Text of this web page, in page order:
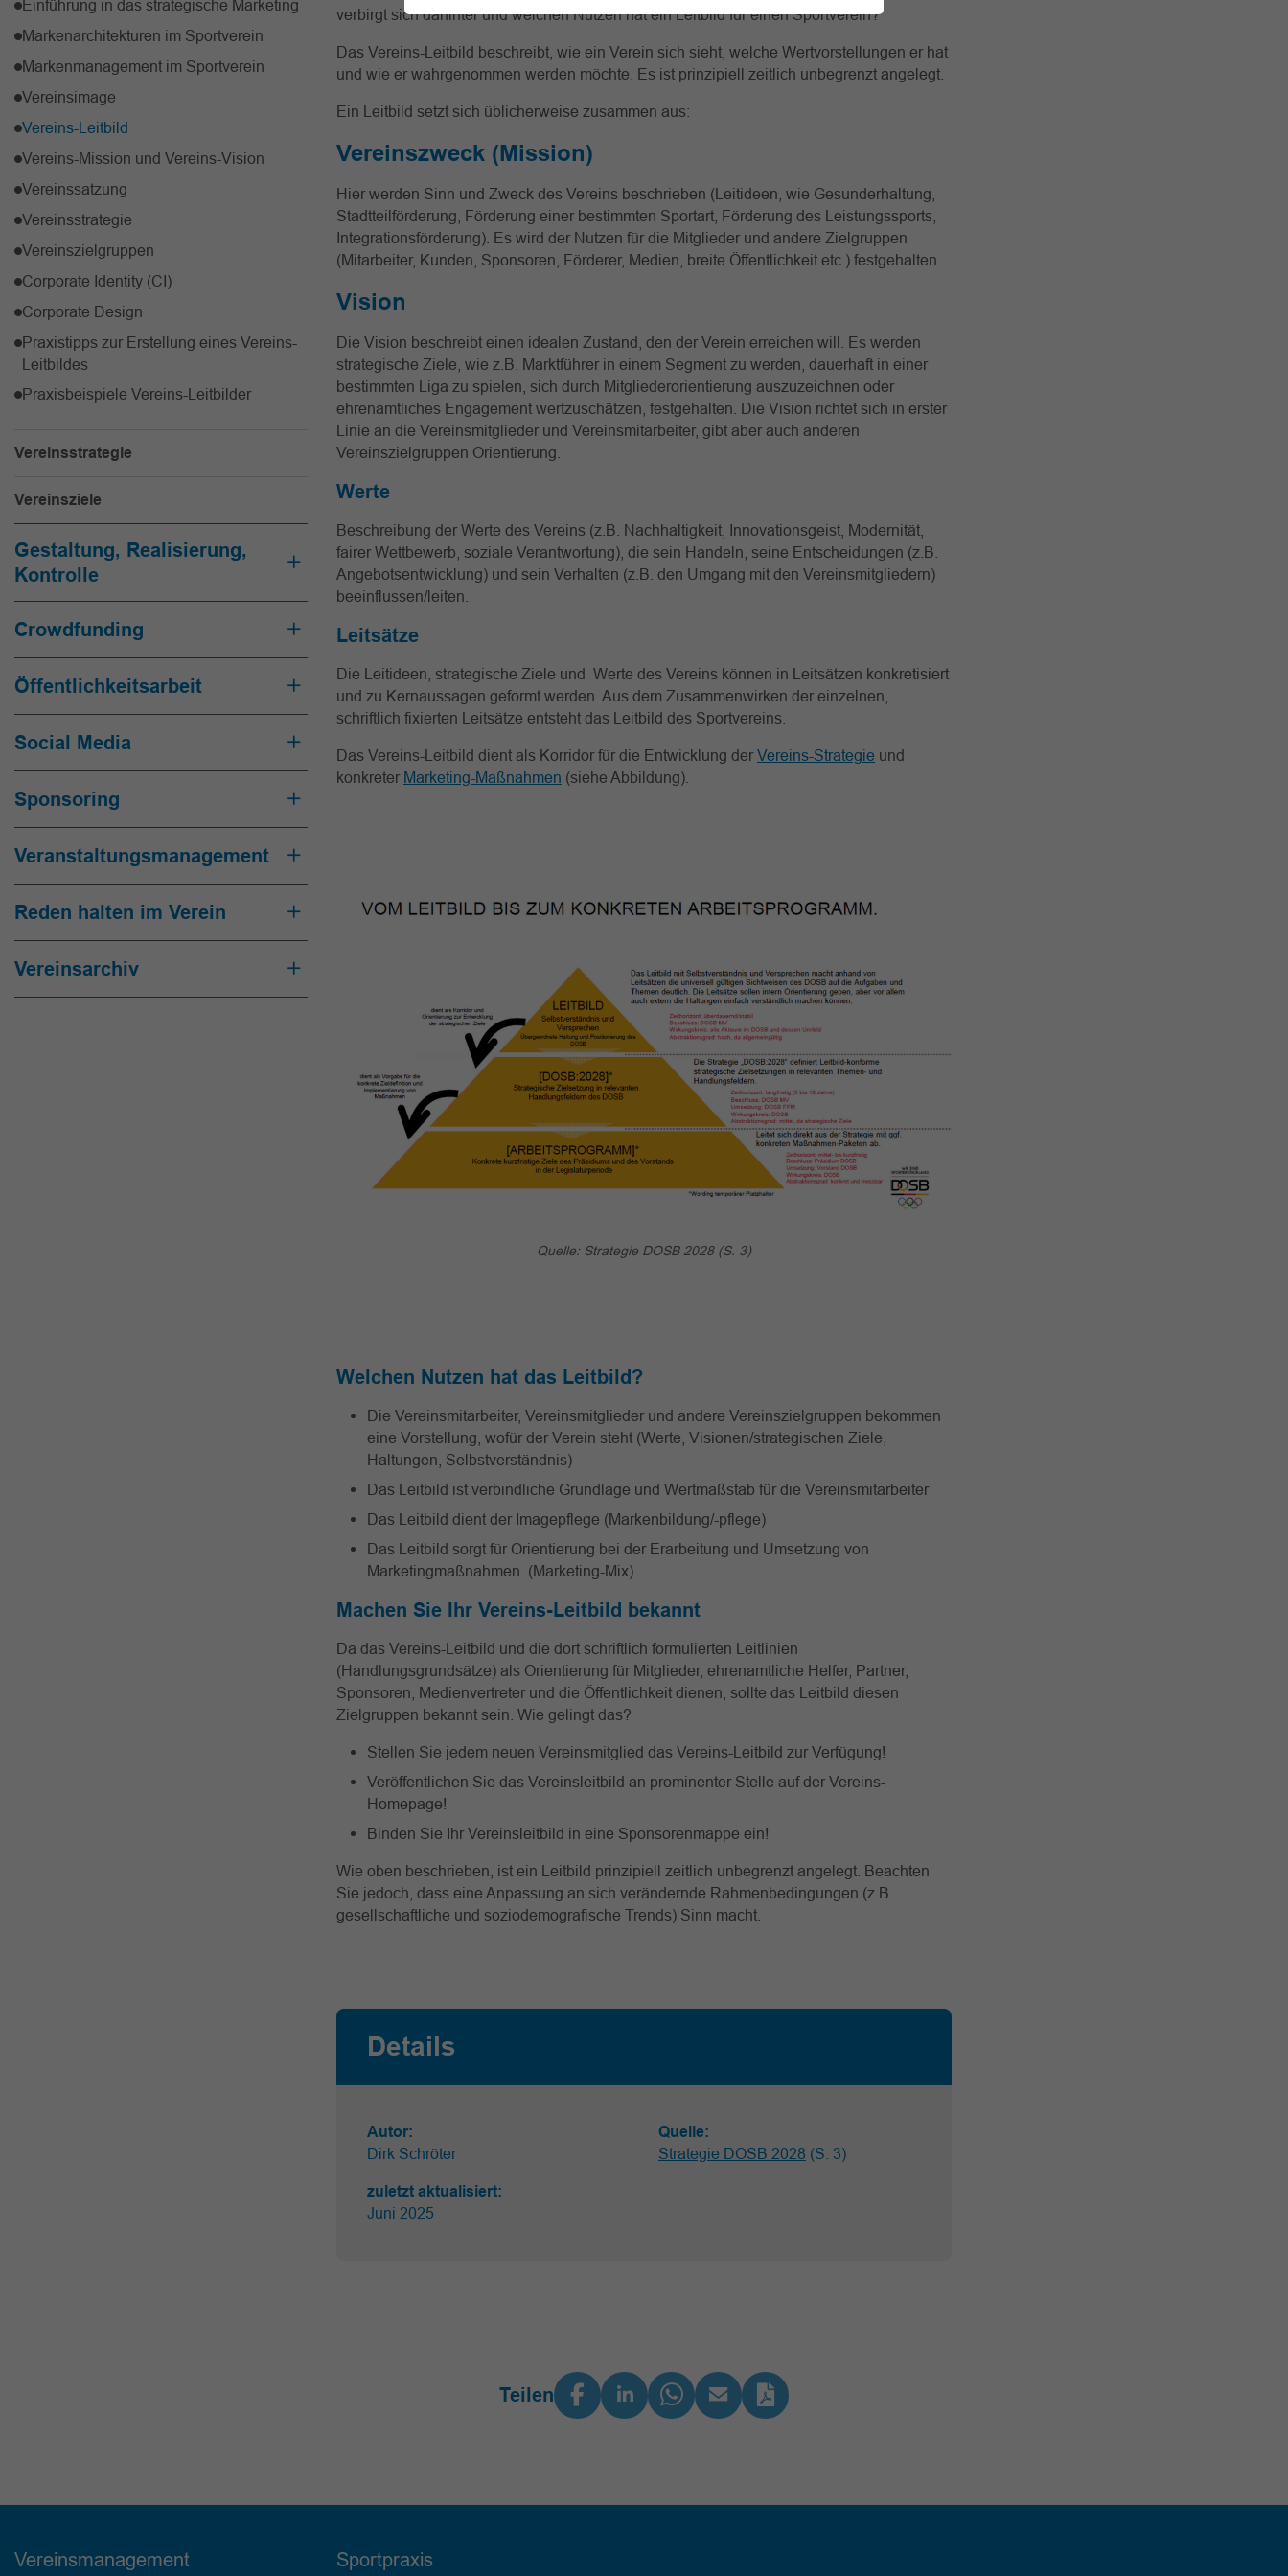
Einführung in das strategische Marketing
Markenarchitekturen im Sportverein
Markenmanagement im Sportverein
Vereinsimage
Vereins-Leitbild
Vereins-Mission und Vereins-Vision
Vereinssatzung
Vereinsstrategie
Vereinszielgruppen
Corporate Identity (CI)
Corporate Design
Praxistipps zur Erstellung eines Vereins-
Leitbildes
Praxisbeispiele Vereins-Leitbilder
Vereinsstrategie
Vereinsziele
Gestaltung, Realisierung,
Kontrolle
Crowdfunding
Öffentlichkeitsarbeit
Social Media
Sponsoring
Veranstaltungsmanagement
Reden halten im Verein
Vereinsarchiv
verbirgt sich dahinter und welchen Nutzen hat ein Leitbild für einen Sportverein?
Das Vereins-Leitbild beschreibt, wie ein Verein sich sieht, welche Wertvorstellungen er hat
und wie er wahrgenommen werden möchte. Es ist prinzipiell zeitlich unbegrenzt angelegt.
Ein Leitbild setzt sich üblicherweise zusammen aus:
Vereinszweck (Mission)
Hier werden Sinn und Zweck des Vereins beschrieben (Leitideen, wie Gesunderhaltung,
Stadtteilförderung, Förderung einer bestimmten Sportart, Förderung des Leistungssports,
Integrationsförderung). Es wird der Nutzen für die Mitglieder und andere Zielgruppen
(Mitarbeiter, Kunden, Sponsoren, Förderer, Medien, breite Öffentlichkeit etc.) festgehalten.
Vision
Die Vision beschreibt einen idealen Zustand, den der Verein erreichen will. Es werden
strategische Ziele, wie z.B. Marktführer in einem Segment zu werden, dauerhaft in einer
bestimmten Liga zu spielen, sich durch Mitgliederorientierung auszuzeichnen oder
ehrenamtliches Engagement wertzuschätzen, festgehalten. Die Vision richtet sich in erster
Linie an die Vereinsmitglieder und Vereinsmitarbeiter, gibt aber auch anderen
Vereinszielgruppen Orientierung.
Werte
Beschreibung der Werte des Vereins (z.B. Nachhaltigkeit, Innovationsgeist, Modernität,
fairer Wettbewerb, soziale Verantwortung), die sein Handeln, seine Entscheidungen (z.B.
Angebotsentwicklung) und sein Verhalten (z.B. den Umgang mit den Vereinsmitgliedern)
beeinflussen/leiten.
Leitsätze
Die Leitideen, strategische Ziele und Werte des Vereins können in Leitsätzen konkretisiert
und zu Kernaussagen geformt werden. Aus dem Zusammenwirken der einzelnen,
schriftlich fixierten Leitsätze entsteht das Leitbild des Sportvereins.
Das Vereins-Leitbild dient als Korridor für die Entwicklung der Vereins-Strategie und
konkreter Marketing-Maßnahmen (siehe Abbildung).
Quelle: Strategie DOSB 2028 (S. 3)
Welchen Nutzen hat das Leitbild?
Die Vereinsmitarbeiter, Vereinsmitglieder und andere Vereinszielgruppen bekommen
eine Vorstellung, wofür der Verein steht (Werte, Visionen/strategischen Ziele,
Haltungen, Selbstverständnis)
Das Leitbild ist verbindliche Grundlage und Wertmaßstab für die Vereinsmitarbeiter
Das Leitbild dient der Imagepflege (Markenbildung/-pflege)
Das Leitbild sorgt für Orientierung bei der Erarbeitung und Umsetzung von
Marketingmaßnahmen (Marketing-Mix)
Machen Sie Ihr Vereins-Leitbild bekannt
Da das Vereins-Leitbild und die dort schriftlich formulierten Leitlinien
(Handlungsgrundsätze) als Orientierung für Mitglieder, ehrenamtliche Helfer, Partner,
Sponsoren, Medienvertreter und die Öffentlichkeit dienen, sollte das Leitbild diesen
Zielgruppen bekannt sein. Wie gelingt das?
Stellen Sie jedem neuen Vereinsmitglied das Vereins-Leitbild zur Verfügung!
Veröffentlichen Sie das Vereinsleitbild an prominenter Stelle auf der Vereins-
Homepage!
Binden Sie Ihr Vereinsleitbild in eine Sponsorenmappe ein!
Wie oben beschrieben, ist ein Leitbild prinzipiell zeitlich unbegrenzt angelegt. Beachten
Sie jedoch, dass eine Anpassung an sich verändernde Rahmenbedingungen (z.B.
gesellschaftliche und soziodemografische Trends) Sinn macht.
Details
Autor:
Dirk Schröter
zuletzt aktualisiert:
Juni 2025
Quelle:
Strategie DOSB 2028 (S. 3)
Teilen
Vereinsmanagement Sportpraxis